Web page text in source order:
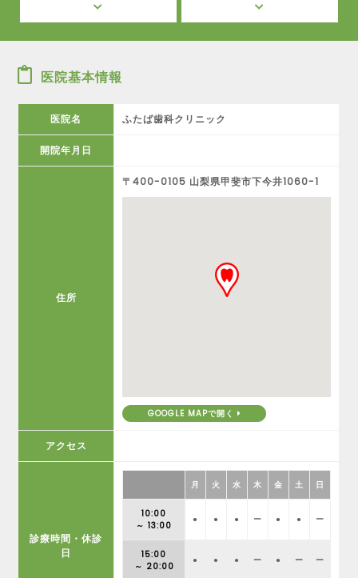
医院基本情報
医院名 ふたば歯科クリニック
開院年月日
住所
〒400-0105 山梨県甲斐市下今井1060-1
GOOGLE MAPで開く
アクセス
診療時間・休診
日
月 火 水 木 金 土 日
10:00
～ 13:00
● ● ● ー ● ● ー
15:00
～ 20:00
● ● ● ー ● ー ー